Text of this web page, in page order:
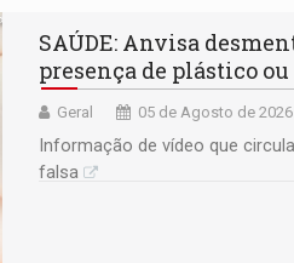
SAÚDE: Anvisa
presença de plástico
Geral 05 de Agosto de
Informação de vídeo que
falsa